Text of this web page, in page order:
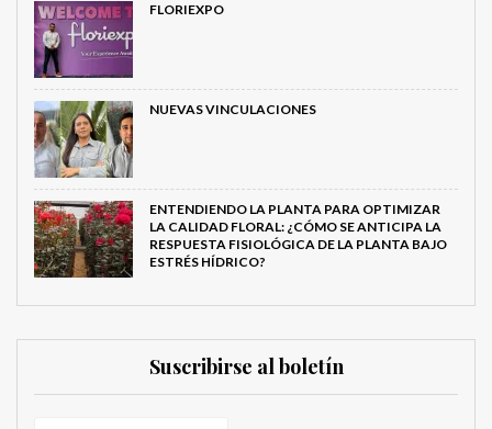
FLORIEXPO
NUEVAS VINCULACIONES
ENTENDIENDO LA PLANTA PARA OPTIMIZAR
LA CALIDAD FLORAL: ¿CÓMO SE ANTICIPA LA
RESPUESTA FISIOLÓGICA DE LA PLANTA BAJO
ESTRÉS HÍDRICO?
Suscribirse al boletín